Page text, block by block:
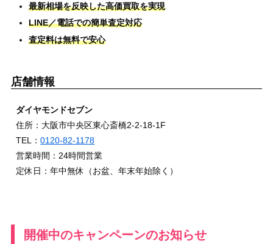
最新相場を反映した高価買取を実現
LINE／電話での簡単査定対応
査定料は無料で安心
店舗情報
ダイヤモンドセブン
住所：大阪市中央区東心斎橋2-2-18-1F
TEL：0120-82-1178
営業時間：24時間営業
定休日：年中無休（お盆、年末年始除く）
開催中のキャンペーンのお知らせ